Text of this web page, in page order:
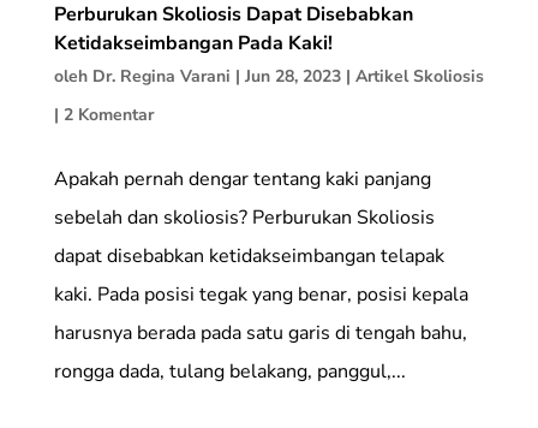
Perburukan Skoliosis Dapat Disebabkan
Ketidakseimbangan Pada Kaki!
oleh Dr. Regina Varani | Jun 28, 2023| Artikel Skoliosis
| 2 Komentar
Apakah pernah dengar tentang kaki panjang
sebelah dan skoliosis? Perburukan Skoliosis
dapat disebabkan ketidakseimbangan telapak
kaki. Pada posisi tegak yang benar, posisi kepala
harusnya berada pada satu garis di tengah bahu,
rongga dada, tulang belakang, panggul,...